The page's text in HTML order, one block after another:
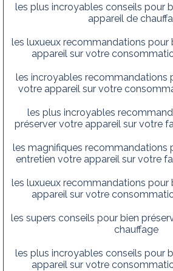
les plus incroyables conseils pour
appareil de
les luxueux recommandations pour
appareil sur votre
les incroyables recommandations
votre appareil sur votre
les plus incroyables
préserver votre appareil sur votre
les magnifiques recommandations
entretien votre appareil sur votre
les luxueux recommandations pour
appareil sur votre
les supers conseils pour bien
chauffage
les plus incroyables conseils pour
appareil sur votre